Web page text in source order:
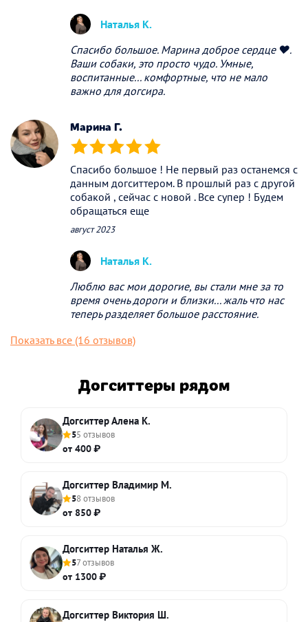
Наталья К.
Спасибо большое. Марина доброе сердце ❤.
Ваши собаки, это просто чудо. Умные,
воспитанные... комфортные, что не мало
важно для догсира.
Марина Г.
(*) (*) (*) (*) (*)
Спасибо большое ! Не первый раз останемся с
данным догситтером. В прошлый раз с другой
собакой , сейчас с новой . Все супер ! Будем
обращаться еще
август 2023
Наталья К.
Люблю вас мои дорогие, вы стали мне за то
время очень дороги и близки... жаль что нас
теперь разделяет большое расстояние.
Показать все (16 отзывов)
Догситтеры рядом
Догситтер Алена К.
55 отзывов
от 400 ₽
Догситтер Владимир М.
58 отзывов
от 850 ₽
Догситтер Наталья Ж.
57 отзывов
от 1300 ₽
Догситтер Виктория Ш.